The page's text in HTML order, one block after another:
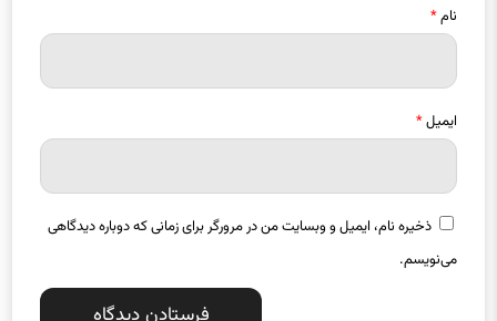
نام*
ایمیل*
ذخیره نام، ایمیل و وبسایت من در مرورگر برای زمانی که دوباره دیدگاهی
می‌نویسم.